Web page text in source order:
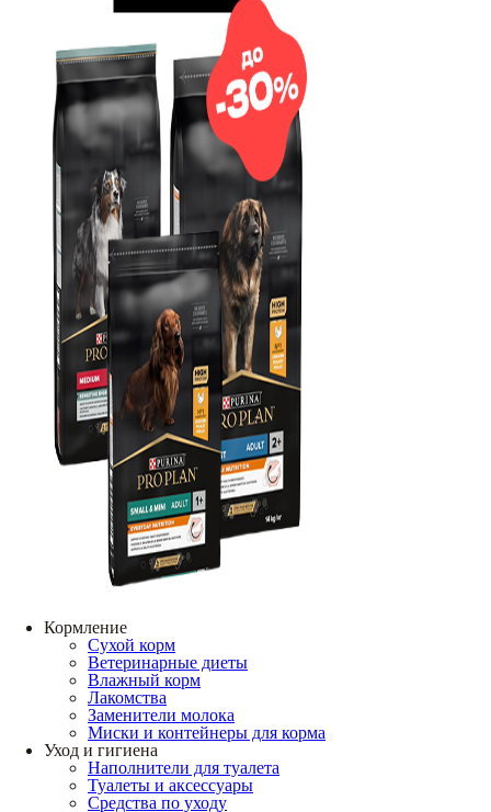
Кормление
Сухой корм
Ветеринарные диеты
Влажный корм
Лакомства
Заменители молока
Миски и контейнеры для корма
Уход и гигиена
Наполнители для туалета
Туалеты и аксессуары
Средства по уходу